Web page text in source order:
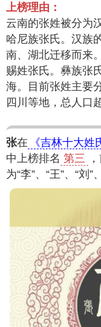
上榜理由：
云南的张姓被分为
哈尼族张氏。汉族
南、湖北迁移而来
赐姓张氏。彝族张
海。目前张姓主要
四川等地，总人口
张在 《吉林十大姓
中上榜排名 第三
为“李”、“王”、“刘”